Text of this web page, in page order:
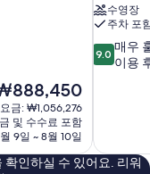
금: ₩1,056,276
및 수수료 포함
9일 ~ 8월 10일
수영장
주차 포
10
점
점,
매
9.0 매우
이용
인하실 수 있어요. 리워